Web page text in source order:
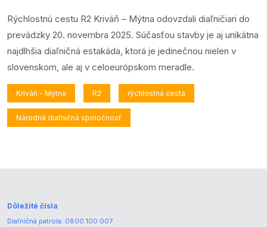
Rýchlostnú cestu R2 Kriváň – Mýtna odovzdali diaľničiari do
prevádzky 20. novembra 2025. Súčasťou stavby je aj unikátna
najdlhšia diaľničná estakáda, ktorá je jedinečnou nielen v
slovenskom, ale aj v celoeurópskom meradle.
Kriváň - Mýtna R2 rýchlostná cesta
Národná diaľničná spoločnosť
Dôležité čísla
Diaľničná patrola: 0800 100 007